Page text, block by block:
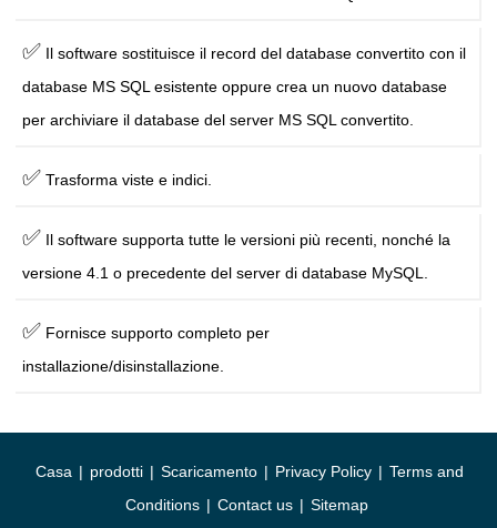
✅ Il software sostituisce il record del database convertito con il
database MS SQL esistente oppure crea un nuovo database
per archiviare il database del server MS SQL convertito.
✅ Trasforma viste e indici.
✅ Il software supporta tutte le versioni più recenti, nonché la
versione 4.1 o precedente del server di database MySQL.
✅ Fornisce supporto completo per
installazione/disinstallazione.
Casa | prodotti | Scaricamento | Privacy Policy | Terms and
Conditions | Contact us | Sitemap